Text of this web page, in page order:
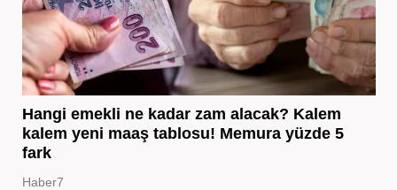
Hangi emekli ne kadar zam alacak? Kalem
kalem yeni maaş tablosu! Memura yüzde 5
fark
Haber7